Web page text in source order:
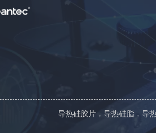
导热硅胶片，导热硅脂，导